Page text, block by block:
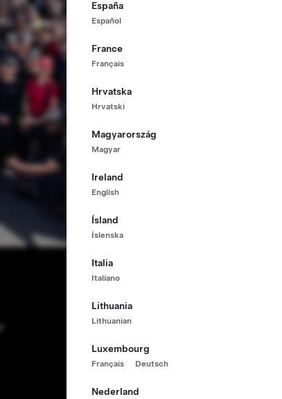
España
Español
France
Français
Hrvatska
Hrvatski
Magyarország
Magyar
Ireland
English
Ísland
Íslenska
Italia
Italiano
Lithuania
Lithuanian
Luxembourg
Français Deutsch
Nederland